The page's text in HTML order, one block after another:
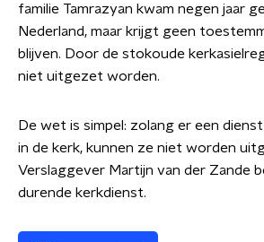
familie Tamrazyan kwam negen jaar
Nederland, maar krijgt geen
blijven. Door de stokoude
niet uitgezet worden.
De wet is simpel: zolang er een
in de kerk, kunnen ze niet worden
Verslaggever Martijn van der Zande
durende kerkdienst.